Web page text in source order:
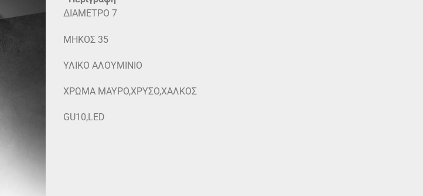
ΔΙΑΜΕΤΡΟ 7
ΜΗΚΟΣ 35
ΥΛΙΚΟ ΑΛΟΥΜΙΝΙΟ
ΧΡΩΜΑ ΜΑΥΡΟ,ΧΡΥΣΟ,ΧΑΛΚΟΣ
GU10,LED